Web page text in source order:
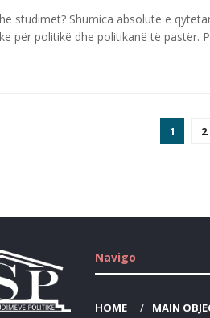
studimet? Shumica absolute e
për politikë dhe politikanë të pastër.
1 2
Navigo
HOME MAIN